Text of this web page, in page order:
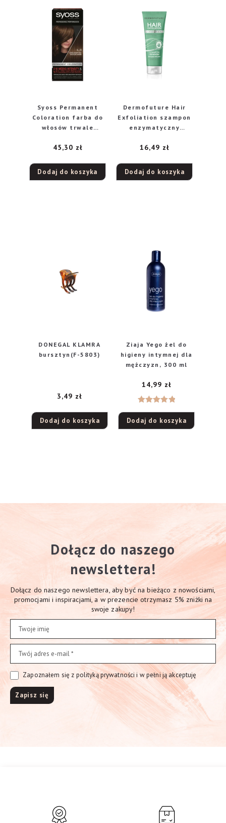
Syoss Permanent
Coloration farba do
włosów trwale
Czekoladowy Brąz, 1
45,30 zł
Dodaj do koszyka
Dermofuture Hair
Exfoliation szampon
enzymatyczny
głowy, 200 ml
16,49 zł
Dodaj do koszyka
DONEGAL KLAMRA
bursztyn(F-5803)
3,49 zł
Dodaj do koszyka
Ziaja Yego żel do
higieny intymnej dla
mężczyzn, 300 ml
5.00na 5
14,99 zł
Dodaj do koszyka
Dołącz do naszego
newslettera!
Dołącz do naszego newslettera, aby być na bieżąco z nowościami,
promocjami i inspiracjami, a w prezencie otrzymasz 5% zniżki na
swoje zakupy!
Zapoznałem się z polityką prywatności i w pełni ją akceptuję